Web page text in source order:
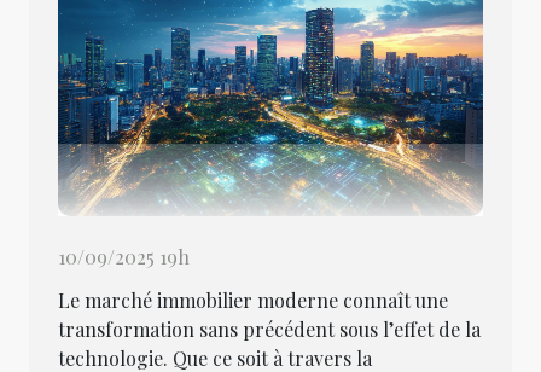
10/09/2025 19h
Le marché immobilier moderne connaît une
transformation sans précédent sous l’effet de la
technologie. Que ce soit à travers la